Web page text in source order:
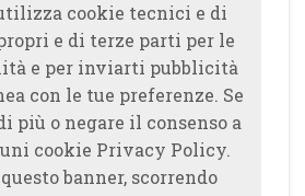
cookie tecnici e di
e di terze parti per le
e per inviarti pubblicità
con le tue preferenze. Se
più o negare il consenso a
cookie Privacy Policy.
banner, scorrendo